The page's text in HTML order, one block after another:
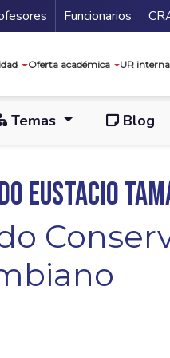
Funcionarios
Oferta académica UR
Temas Blog
Eustacio